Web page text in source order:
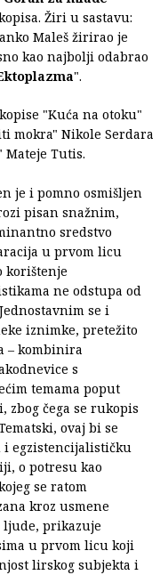
Žiri u sastavu:
Maleš žirirao je
kao najbolji odabrao
".
"Kuća na otoku"
mokra" Nikole Serdara
Tutis.
je i pomno osmišljen
pisan snažnim,
sredstvo
u prvom licu
korištenje
ne odstupa od
se i
iznimke, pretežito
– kombinira
s
temama poput
čega se rukopis
ovaj bi se
i egzistencijalističku
o potresu kao
se ratom
kroz usmene
prikazuje
u prvom licu koji
lirskog subjekta i